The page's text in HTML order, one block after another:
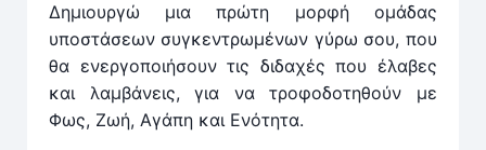
Δημιουργώ μια πρώτη μορφή ομάδας
υποστάσεων συγκεντρωμένων γύρω σου, που
θα ενεργοποιήσουν τις διδαχές που έλαβες
και λαμβάνεις, για να τροφοδοτηθούν με
Φως, Ζωή, Αγάπη και Ενότητα.